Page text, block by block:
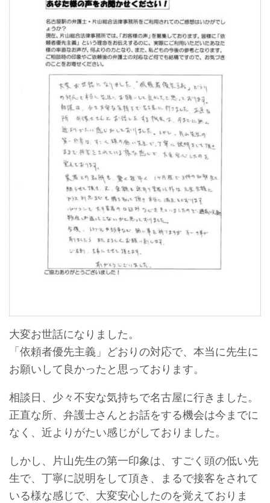
大変お世話になりました。
「依頼者優先主義」どおりの対応で、本当に先生に
お願いして良かったと思っております。
相談日、少々不安な気持ちで名古屋に行きました。
正直な所、弁護士さんとお話をする機会は今までに
なく、近よりがたい感じがしておりました。
しかし、片山先生の第一印象は、すごく頭の低い先
生で、丁寧に説明をして頂き、まるで接客をされて
いる様な感じで、大変安心したのを覚えておりま